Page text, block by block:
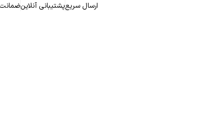
ارسال سریعپشتیبانی آنلاینضمانت